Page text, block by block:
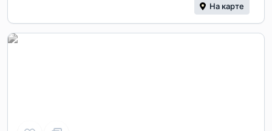
На карте